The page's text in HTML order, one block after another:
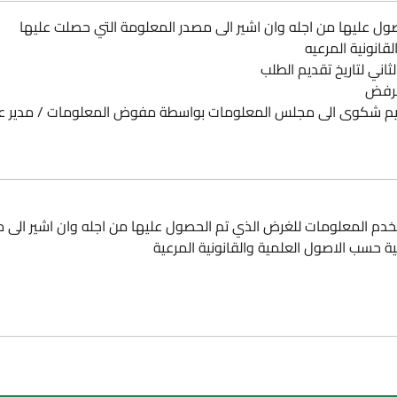
عليها من اجله وان اشير الى مصدر المعلومة التي حصلت عليها
المرعيه
شكوى الى مجلس المعلومات بواسطة مفوض المعلومات / مدير
المعلومات للغرض الذي تم الحصول عليها من اجله وان اشير
حسب الاصول العلمية والقانونية المرعية